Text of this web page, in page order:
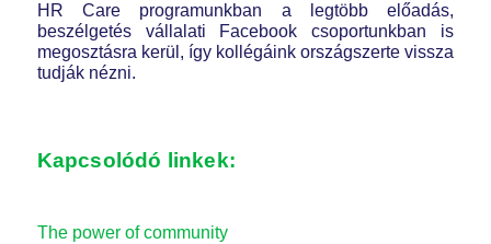
HR Care programunkban a legtöbb előadás,
beszélgetés vállalati Facebook csoportunkban is
megosztásra kerül, így kollégáink országszerte vissza
tudják nézni.
Kapcsolódó linkek:
The power of community